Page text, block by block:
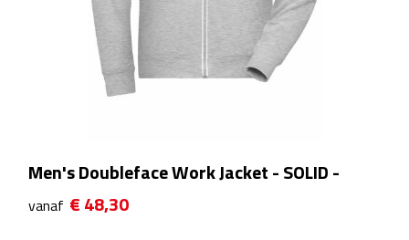
Scheermesjes
Gezondheid
Gezichtsmaskers & mondkapjes
Heatpacks
Men's Doubleface Work Jacket - SOLID -
vanaf € 48,30